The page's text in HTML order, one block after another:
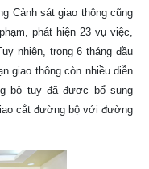
Cảnh sát giao thông cũng
phát hiện 23 vụ việc,
nhiên, trong 6 tháng đầu
giao thông còn nhiều diễn
bộ tuy đã được bổ sung
cắt đường bộ với đường